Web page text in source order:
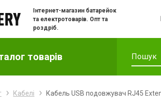
Інтернет-магазин батарейок
та електротоварів. Опт та
роздріб.
товарів
Кабелі Кабель USB подовжувач RJ45